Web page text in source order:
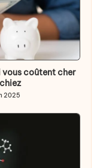
vous coûtent cher
2025